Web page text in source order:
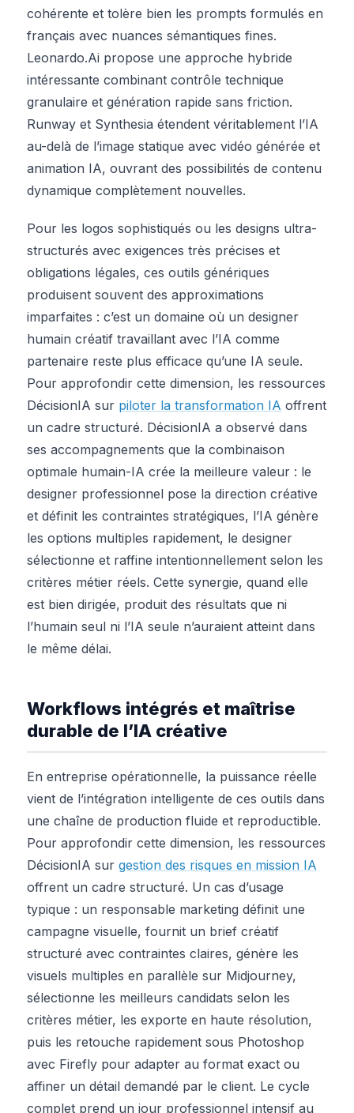
cohérente et tolère bien les prompts formulés en
français avec nuances sémantiques fines.
Leonardo.Ai propose une approche hybride
intéressante combinant contrôle technique
granulaire et génération rapide sans friction.
Runway et Synthesia étendent véritablement l’IA
au-delà de l’image statique avec vidéo générée et
animation IA, ouvrant des possibilités de contenu
dynamique complètement nouvelles.
Pour les logos sophistiqués ou les designs ultra-
structurés avec exigences très précises et
obligations légales, ces outils génériques
produisent souvent des approximations
imparfaites : c’est un domaine où un designer
humain créatif travaillant avec l’IA comme
partenaire reste plus efficace qu’une IA seule.
Pour approfondir cette dimension, les ressources
DécisionIA sur piloter la transformation IA offrent
un cadre structuré. DécisionIA a observé dans
ses accompagnements que la combinaison
optimale humain-IA crée la meilleure valeur : le
designer professionnel pose la direction créative
et définit les contraintes stratégiques, l’IA génère
les options multiples rapidement, le designer
sélectionne et raffine intentionnellement selon les
critères métier réels. Cette synergie, quand elle
est bien dirigée, produit des résultats que ni
l’humain seul ni l’IA seule n’auraient atteint dans
le même délai.
Workflows intégrés et maîtrise
durable de l’IA créative
En entreprise opérationnelle, la puissance réelle
vient de l’intégration intelligente de ces outils dans
une chaîne de production fluide et reproductible.
Pour approfondir cette dimension, les ressources
DécisionIA sur gestion des risques en mission IA
offrent un cadre structuré. Un cas d’usage
typique : un responsable marketing définit une
campagne visuelle, fournit un brief créatif
structuré avec contraintes claires, génère les
visuels multiples en parallèle sur Midjourney,
sélectionne les meilleurs candidats selon les
critères métier, les exporte en haute résolution,
puis les retouche rapidement sous Photoshop
avec Firefly pour adapter au format exact ou
affiner un détail demandé par le client. Le cycle
complet prend un jour professionnel intensif au